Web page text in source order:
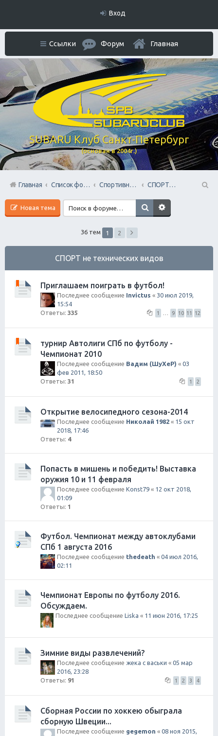
Вход
SUBARU Клуб Санкт-Петербург
(основан в 2004г.)
Ссылки Форум Главная
Главная Список форумов Спортивный раздел
СПОРТ не технических видов
Новая тема
36 тем 1 2
СПОРТ не технических видов
Приглашаем поиграть в футбол!
Последнее сообщение Invictus « 30 июл 2019,
15:54
Ответы: 335 1 9 10 11 12
турнир Автолиги СПб по футболу -
Чемпионат 2010
Последнее сообщение Вадим (ШуХеР) « 03
фев 2011, 18:50
Ответы: 31 1 2
Открытие велосипедного сезона-2014
Последнее сообщение Николай 1982 « 15 окт
2018, 17:46
Ответы: 4
Попасть в мишень и победить! Выставка
оружия 10 и 11 февраля
Последнее сообщение Konst79 « 12 окт 2018,
01:09
Ответы: 1
Футбол. Чемпионат между автоклубами
СПб 1 августа 2016
Последнее сообщение thedeath « 04 июл 2016,
02:11
Чемпионат Европы по футболу 2016.
Обсуждаем.
Последнее сообщение Liska « 11 июн 2016, 17:25
Зимние виды развлечений?
Последнее сообщение жека с васьки « 05 мар
2016, 23:28
Ответы: 91 1 2 3 4
Сборная России по хоккею обыграла
сборную Швеции...
Последнее сообщение gegemon « 08 ноя 2015,